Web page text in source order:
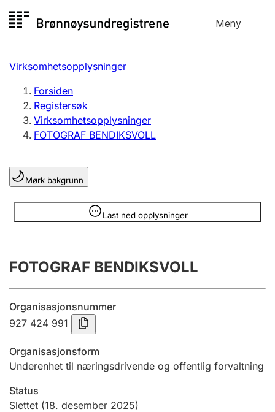
til
Meny
Registersøk
Aksjeselskap
Enkeltpersonforetak
Registrere, endre, slette
Lag og forening
Registrere, endre, slette
Innsending og forsinkelsesgebyr
Tinglysing
Jeger
Virksomhetsopplysninger
Forsiden
Registersøk
Virksomhetsopplysninger
FOTOGRAF BENDIKSVOLL
Mørk bakgrunn
Last ned opplysninger
Opplysninger er skjult
FOTOGRAF BENDIKSVOLL
Organisasjonsnummer
927 424 991
Organisasjonsform
Underenhet til næringsdrivende og offentlig forvaltning
Status
Slettet (18. desember 2025)